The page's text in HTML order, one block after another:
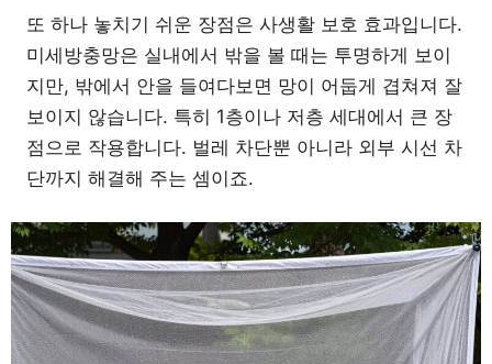
또 하나 놓치기 쉬운 장점은 사생활 보호 효과입니다.
미세방충망은 실내에서 밖을 볼 때는 투명하게 보이
지만, 밖에서 안을 들여다보면 망이 어둡게 겹쳐져 잘
보이지 않습니다. 특히 1층이나 저층 세대에서 큰 장
점으로 작용합니다. 벌레 차단뿐 아니라 외부 시선 차
단까지 해결해 주는 셈이죠.